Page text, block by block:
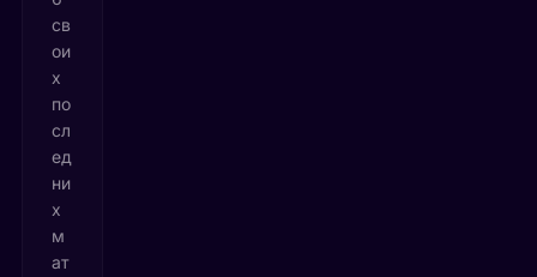
св
ои
х
по
сл
ед
ни
х
м
ат